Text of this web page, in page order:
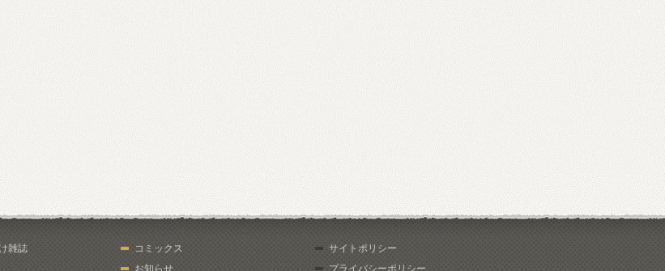
雑誌
コミックス
お知らせ
サイトポリシー
プライバシーポリシー